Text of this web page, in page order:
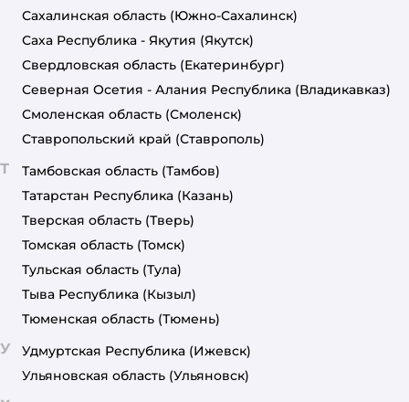
Сахалинская область (Южно-Сахалинск)
Саха Республика - Якутия (Якутск)
Свердловская область (Екатеринбург)
Северная Осетия - Алания Республика (Владикавказ)
Смоленская область (Смоленск)
Ставропольский край (Ставрополь)
Т Тамбовская область (Тамбов)
Татарстан Республика (Казань)
Тверская область (Тверь)
Томская область (Томск)
Тульская область (Тула)
Тыва Республика (Кызыл)
Тюменская область (Тюмень)
У Удмуртская Республика (Ижевск)
Ульяновская область (Ульяновск)